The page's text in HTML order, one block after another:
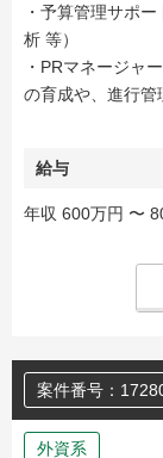
・予算管理サポ
析 等）
・PRマネージャ
の育成や、進行管
給与
年収 600万円 〜
案件番号：
外資系